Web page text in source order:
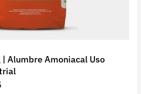
| Alumbre Amoniacal Uso